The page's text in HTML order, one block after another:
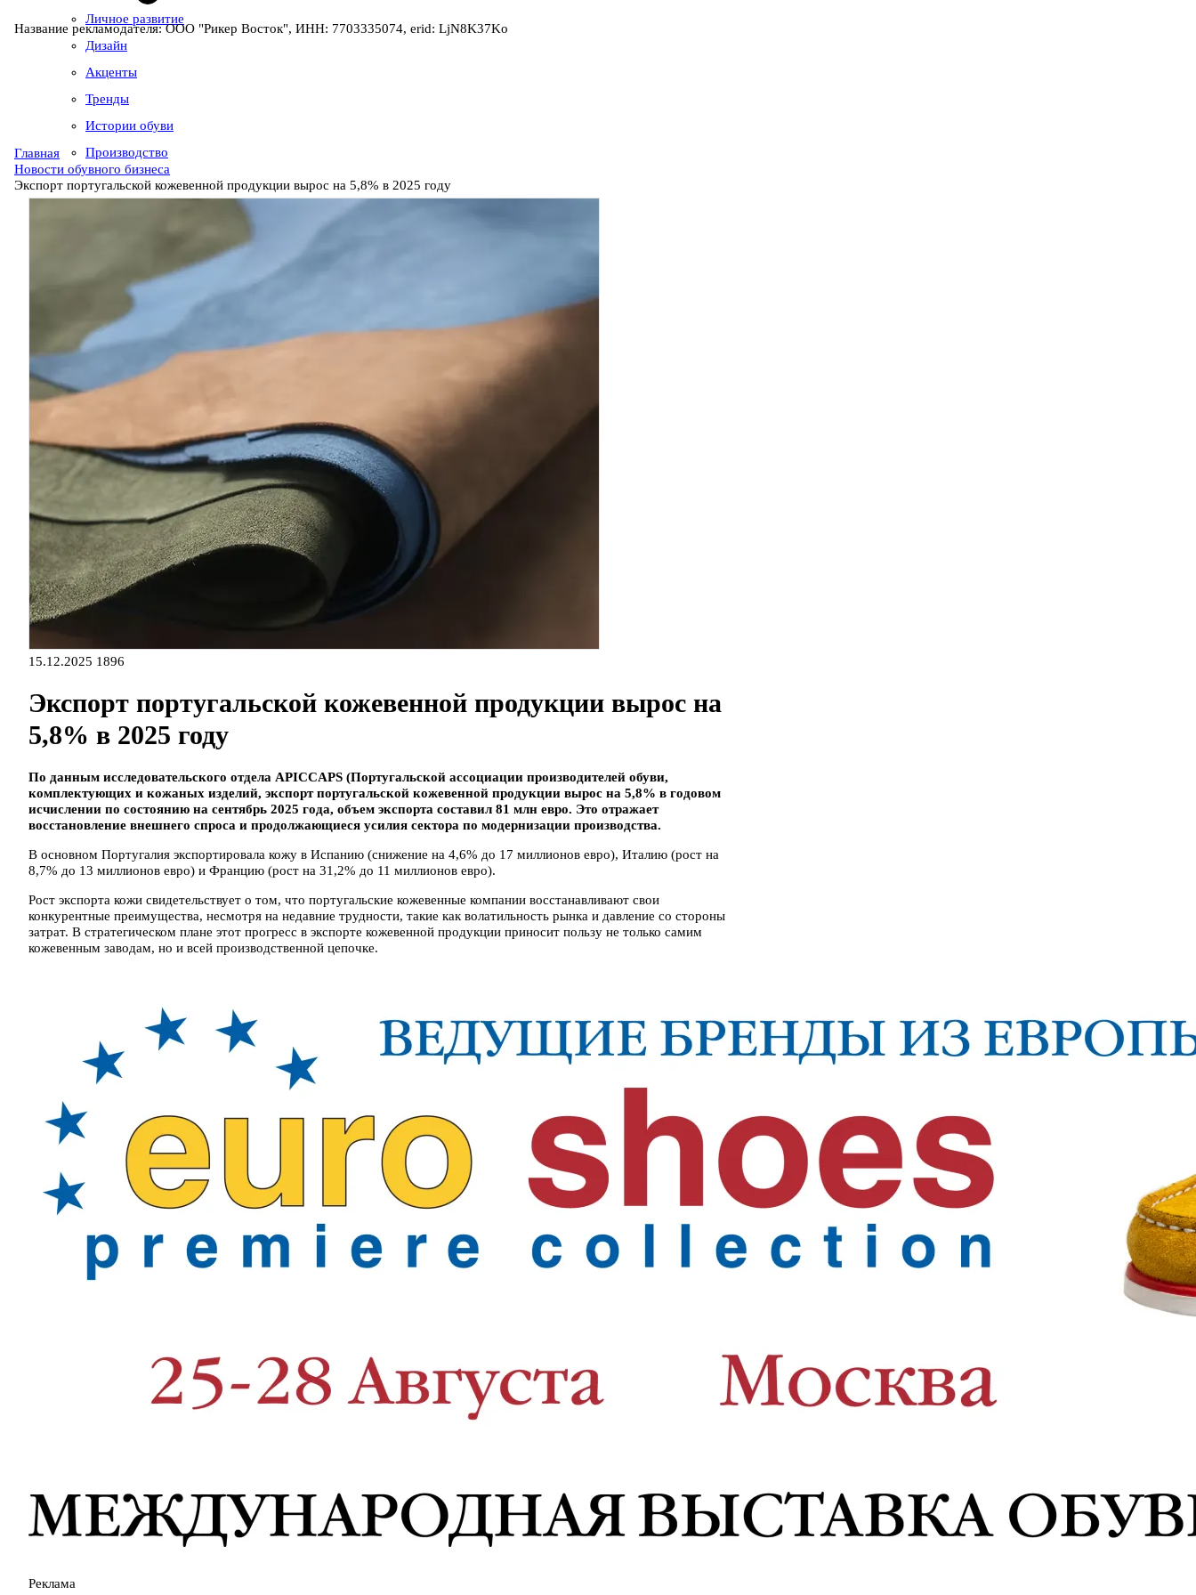
Личное развитие
Дизайн
Акценты
Тренды
Истории обуви
Производство
Название рекламодателя: ООО "Рикер Восток", ИНН: 7703335074, erid: LjN8K37Ko
Главная
Новости обувного бизнеса
Экспорт португальской кожевенной продукции вырос на 5,8% в 2025 году
15.12.2025 1896
Экспорт португальской кожевенной продукции вырос на
5,8% в 2025 году
По данным исследовательского отдела APICCAPS (Португальской ассоциации производителей обуви,
комплектующих и кожаных изделий, экспорт португальской кожевенной продукции вырос на 5,8% в годовом
исчислении по состоянию на сентябрь 2025 года, объем экспорта составил 81 млн евро. Это отражает
восстановление внешнего спроса и продолжающиеся усилия сектора по модернизации производства.
В основном Португалия экспортировала кожу в Испанию (снижение на 4,6% до 17 миллионов евро), Италию (рост на
8,7% до 13 миллионов евро) и Францию ​​(рост на 31,2% до 11 миллионов евро).
Рост экспорта кожи свидетельствует о том, что португальские кожевенные компании восстанавливают свои
конкурентные преимущества, несмотря на недавние трудности, такие как волатильность рынка и давление со стороны
затрат. В стратегическом плане этот прогресс в экспорте кожевенной продукции приносит пользу не только самим
кожевенным заводам, но и всей производственной цепочке.
Реклама